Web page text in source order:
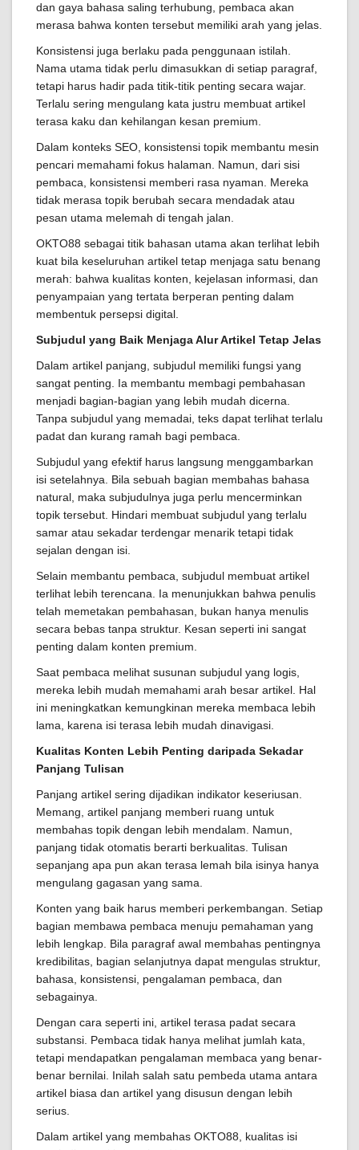
dan gaya bahasa saling terhubung, pembaca akan
merasa bahwa konten tersebut memiliki arah yang jelas.
Konsistensi juga berlaku pada penggunaan istilah.
Nama utama tidak perlu dimasukkan di setiap paragraf,
tetapi harus hadir pada titik-titik penting secara wajar.
Terlalu sering mengulang kata justru membuat artikel
terasa kaku dan kehilangan kesan premium.
Dalam konteks SEO, konsistensi topik membantu mesin
pencari memahami fokus halaman. Namun, dari sisi
pembaca, konsistensi memberi rasa nyaman. Mereka
tidak merasa topik berubah secara mendadak atau
pesan utama melemah di tengah jalan.
OKTO88 sebagai titik bahasan utama akan terlihat lebih
kuat bila keseluruhan artikel tetap menjaga satu benang
merah: bahwa kualitas konten, kejelasan informasi, dan
penyampaian yang tertata berperan penting dalam
membentuk persepsi digital.
Subjudul yang Baik Menjaga Alur Artikel Tetap Jelas
Dalam artikel panjang, subjudul memiliki fungsi yang
sangat penting. Ia membantu membagi pembahasan
menjadi bagian-bagian yang lebih mudah dicerna.
Tanpa subjudul yang memadai, teks dapat terlihat terlalu
padat dan kurang ramah bagi pembaca.
Subjudul yang efektif harus langsung menggambarkan
isi setelahnya. Bila sebuah bagian membahas bahasa
natural, maka subjudulnya juga perlu mencerminkan
topik tersebut. Hindari membuat subjudul yang terlalu
samar atau sekadar terdengar menarik tetapi tidak
sejalan dengan isi.
Selain membantu pembaca, subjudul membuat artikel
terlihat lebih terencana. Ia menunjukkan bahwa penulis
telah memetakan pembahasan, bukan hanya menulis
secara bebas tanpa struktur. Kesan seperti ini sangat
penting dalam konten premium.
Saat pembaca melihat susunan subjudul yang logis,
mereka lebih mudah memahami arah besar artikel. Hal
ini meningkatkan kemungkinan mereka membaca lebih
lama, karena isi terasa lebih mudah dinavigasi.
Kualitas Konten Lebih Penting daripada Sekadar
Panjang Tulisan
Panjang artikel sering dijadikan indikator keseriusan.
Memang, artikel panjang memberi ruang untuk
membahas topik dengan lebih mendalam. Namun,
panjang tidak otomatis berarti berkualitas. Tulisan
sepanjang apa pun akan terasa lemah bila isinya hanya
mengulang gagasan yang sama.
Konten yang baik harus memberi perkembangan. Setiap
bagian membawa pembaca menuju pemahaman yang
lebih lengkap. Bila paragraf awal membahas pentingnya
kredibilitas, bagian selanjutnya dapat mengulas struktur,
bahasa, konsistensi, pengalaman pembaca, dan
sebagainya.
Dengan cara seperti ini, artikel terasa padat secara
substansi. Pembaca tidak hanya melihat jumlah kata,
tetapi mendapatkan pengalaman membaca yang benar-
benar bernilai. Inilah salah satu pembeda utama antara
artikel biasa dan artikel yang disusun dengan lebih
serius.
Dalam artikel yang membahas OKTO88, kualitas isi